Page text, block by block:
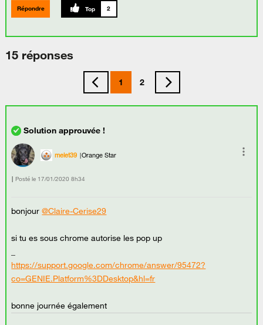
Répondre 2
15 réponses
1 2
melet39 Orange Star
Posté le ‎17/01/2020 8h34
bonjour@Claire-Cerise29
si tu es sous chrome autorise les pop up
https://support.google.com/chrome/answer/95472?
co=GENIE.Platform%3DDesktop&hl=fr
bonne journée également